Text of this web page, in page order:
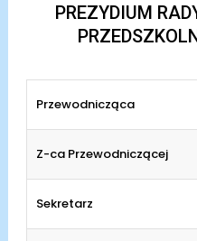
PREZYDIUM
Przewodnicząca
Z-ca Przewodniczącej
Sekretarz